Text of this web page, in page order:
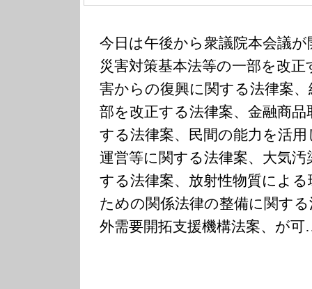
今日は午後から衆議院本会議
災害対策基本法等の一部を改
害からの復興に関する法律案
部を改正する法律案、金融商
する法律案、民間の能力を活
運営等に関する法律案、大気
する法律案、放射性物質によ
ための関係法律の整備に関す
外需要開拓支援機構法案、が